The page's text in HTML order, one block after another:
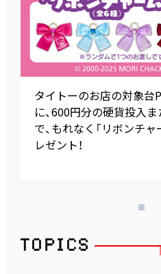
タイトーのお店の対象台
に、600円分の硬貨投入
で、もれなく「リボンチャ
レゼント！